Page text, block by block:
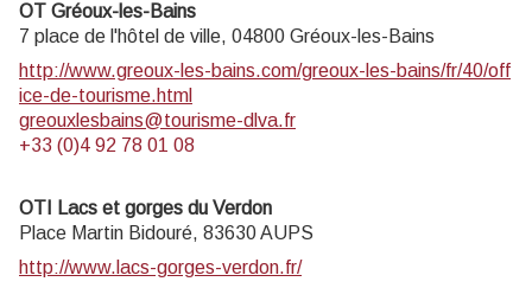
OT Gréoux-les-Bains
7 place de l'hôtel de ville, 04800 Gréoux-les-Bains
http://www.greoux-les-bains.com/greoux-les-bains/fr/40/off
ice-de-tourisme.html
greouxlesbains@tourisme-dlva.fr
+33 (0)4 92 78 01 08
OTI Lacs et gorges du Verdon
Place Martin Bidouré, 83630AUPS
http://www.lacs-gorges-verdon.fr/